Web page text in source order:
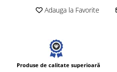
Adauga la Favorite
Produse de calitate superioară